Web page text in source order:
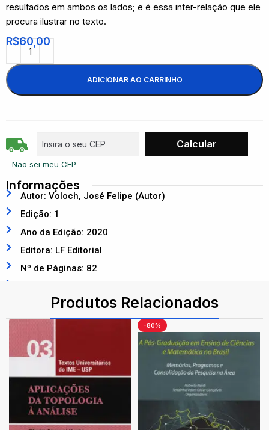
resultados em ambos os lados; e é essa inter-relação que ele
procura ilustrar no texto.
R$60,00
ADICIONAR AO CARRINHO
Não sei meu CEP
Informações
Autor: Voloch, José Felipe (Autor)
Edição: 1
Ano da Edição: 2020
Editora: LF Editorial
Nº de Páginas: 82
Produtos Relacionados
-80%